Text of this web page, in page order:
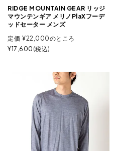
RIDGE MOUNTAIN GEAR リッジ
マウンテンギア メリノPlaXフーデ
ッドセーター メンズ
定価 ¥22,000のところ
¥17,600 税込